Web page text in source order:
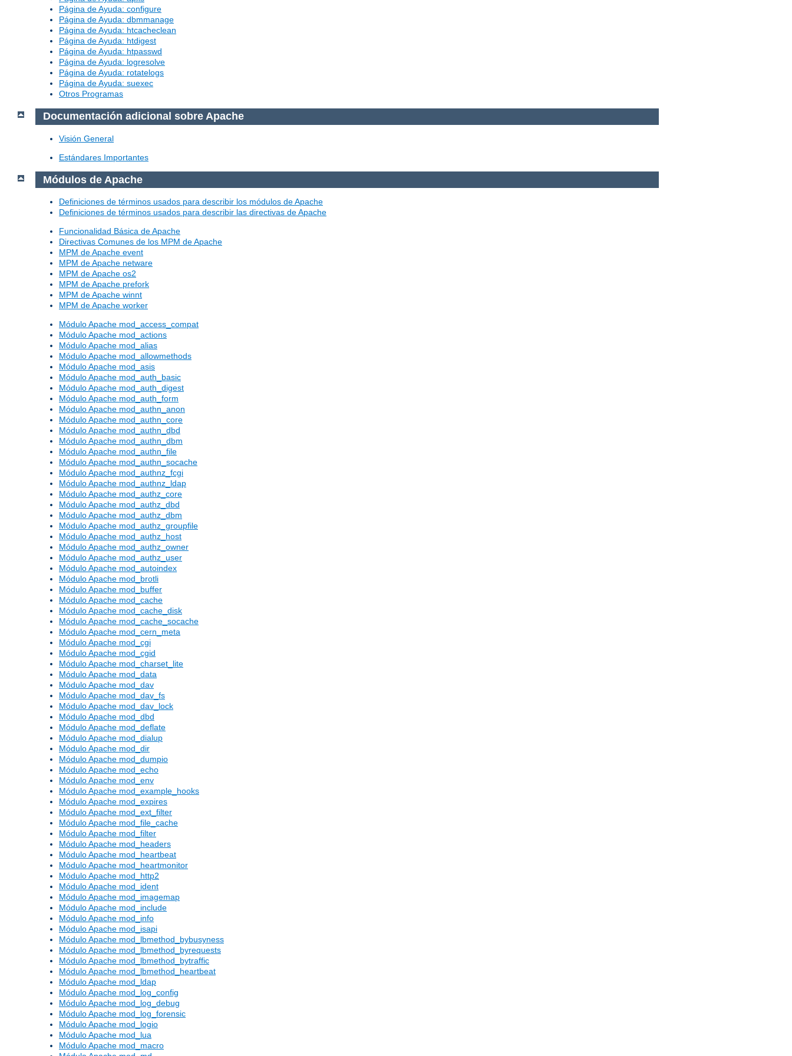
Página de Ayuda: configure
Página de Ayuda: dbmmanage
Página de Ayuda: htcacheclean
Página de Ayuda: htdigest
Página de Ayuda: htpasswd
Página de Ayuda: logresolve
Página de Ayuda: rotatelogs
Página de Ayuda: suexec
Otros Programas
Documentación adicional sobre Apache
Visión General
Estándares Importantes
Módulos de Apache
Definiciones de términos usados para describir los módulos de Apache
Definiciones de términos usados para describir las directivas de Apache
Funcionalidad Básica de Apache
Directivas Comunes de los MPM de Apache
MPM de Apache event
MPM de Apache netware
MPM de Apache os2
MPM de Apache prefork
MPM de Apache winnt
MPM de Apache worker
Módulo Apache mod_access_compat
Módulo Apache mod_actions
Módulo Apache mod_alias
Módulo Apache mod_allowmethods
Módulo Apache mod_asis
Módulo Apache mod_auth_basic
Módulo Apache mod_auth_digest
Módulo Apache mod_auth_form
Módulo Apache mod_authn_anon
Módulo Apache mod_authn_core
Módulo Apache mod_authn_dbd
Módulo Apache mod_authn_dbm
Módulo Apache mod_authn_file
Módulo Apache mod_authn_socache
Módulo Apache mod_authnz_fcgi
Módulo Apache mod_authnz_ldap
Módulo Apache mod_authz_core
Módulo Apache mod_authz_dbd
Módulo Apache mod_authz_dbm
Módulo Apache mod_authz_groupfile
Módulo Apache mod_authz_host
Módulo Apache mod_authz_owner
Módulo Apache mod_authz_user
Módulo Apache mod_autoindex
Módulo Apache mod_brotli
Módulo Apache mod_buffer
Módulo Apache mod_cache
Módulo Apache mod_cache_disk
Módulo Apache mod_cache_socache
Módulo Apache mod_cern_meta
Módulo Apache mod_cgi
Módulo Apache mod_cgid
Módulo Apache mod_charset_lite
Módulo Apache mod_data
Módulo Apache mod_dav
Módulo Apache mod_dav_fs
Módulo Apache mod_dav_lock
Módulo Apache mod_dbd
Módulo Apache mod_deflate
Módulo Apache mod_dialup
Módulo Apache mod_dir
Módulo Apache mod_dumpio
Módulo Apache mod_echo
Módulo Apache mod_env
Módulo Apache mod_example_hooks
Módulo Apache mod_expires
Módulo Apache mod_ext_filter
Módulo Apache mod_file_cache
Módulo Apache mod_filter
Módulo Apache mod_headers
Módulo Apache mod_heartbeat
Módulo Apache mod_heartmonitor
Módulo Apache mod_http2
Módulo Apache mod_ident
Módulo Apache mod_imagemap
Módulo Apache mod_include
Módulo Apache mod_info
Módulo Apache mod_isapi
Módulo Apache mod_lbmethod_bybusyness
Módulo Apache mod_lbmethod_byrequests
Módulo Apache mod_lbmethod_bytraffic
Módulo Apache mod_lbmethod_heartbeat
Módulo Apache mod_ldap
Módulo Apache mod_log_config
Módulo Apache mod_log_debug
Módulo Apache mod_log_forensic
Módulo Apache mod_logio
Módulo Apache mod_lua
Módulo Apache mod_macro